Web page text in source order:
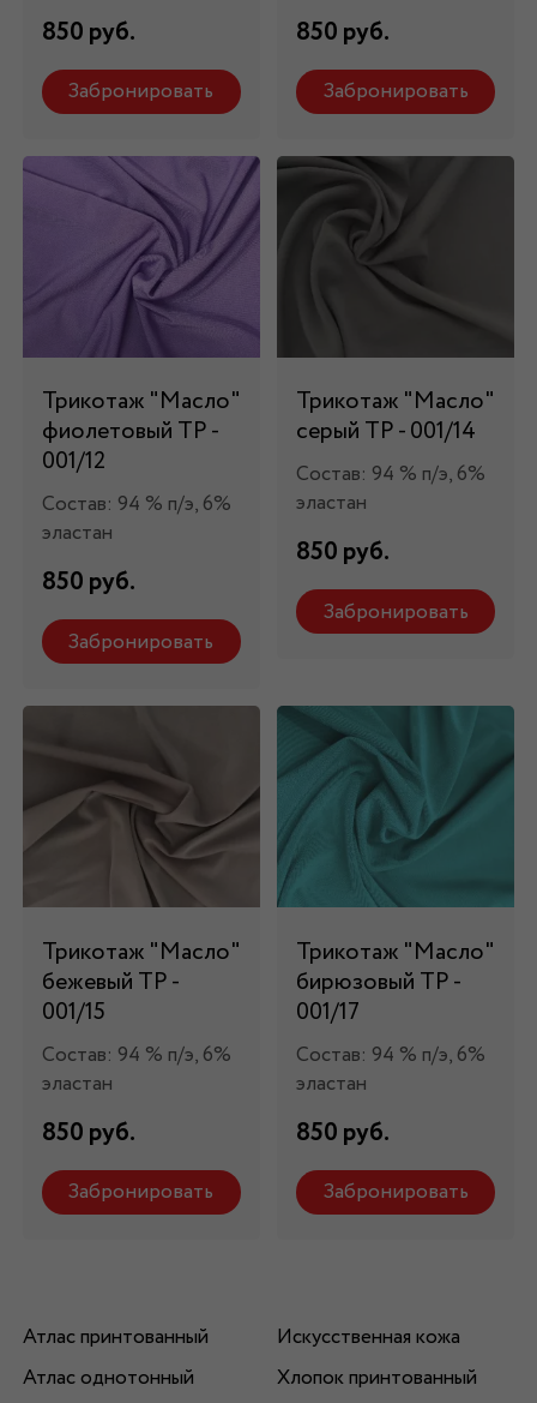
850 руб.
Забронировать
850 руб.
Забронировать
Трикотаж "Масло"
фиолетовый ТР -
001/12
Состав: 94 % п/э, 6%
эластан
850 руб.
Забронировать
Трикотаж "Масло"
серый ТР - 001/14
Состав: 94 % п/э, 6%
эластан
850 руб.
Забронировать
Трикотаж "Масло"
бежевый ТР -
001/15
Состав: 94 % п/э, 6%
эластан
850 руб.
Забронировать
Трикотаж "Масло"
бирюзовый ТР -
001/17
Состав: 94 % п/э, 6%
эластан
850 руб.
Забронировать
Атлас принтованный
Атлас однотонный
Искусственная кожа
Хлопок принтованный